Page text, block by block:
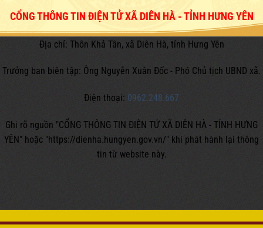
CỔNG THÔNG TIN ĐIỆN TỬ XÃ DIÊN HÀ - TỈNH HƯNG YÊN
Địa chỉ: Thôn Khả Tân, xã Diên Hà, tỉnh Hưng Yên
Trưởng ban biên tập: Ông Nguyễn Xuân Đốc - Phó Chủ tịch UBND xã.
Điện thoại: 0962.248.667
Ghi rõ nguồn "CỔNG THÔNG TIN ĐIỆN TỬ XÃ DIÊN HÀ - TỈNH HƯNG
YÊN" hoặc "https://dienha.hungyen.gov.vn/" khi phát hành lại thông
tin từ website này.